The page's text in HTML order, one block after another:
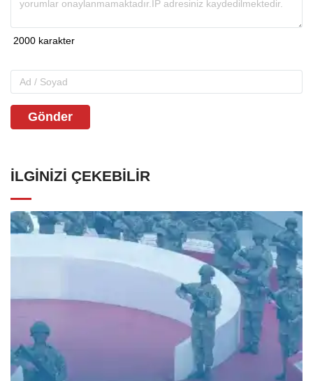
Gönder
İLGINIZI ÇEKEBILIR